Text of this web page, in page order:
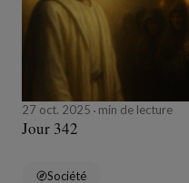
27 oct. 2025 min de lecture
Jour 342
Société